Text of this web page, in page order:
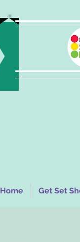
Home Get Set